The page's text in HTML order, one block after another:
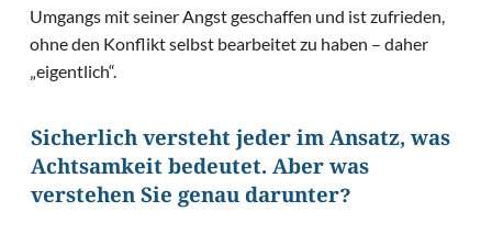
Umgangs mit seiner Angst geschaffen und ist zufrieden,
ohne den Konflikt selbst bearbeitet zu haben – daher
„eigentlich“.
Sicherlich versteht jeder im Ansatz, was
Achtsamkeit bedeutet. Aber was
verstehen Sie genau darunter?